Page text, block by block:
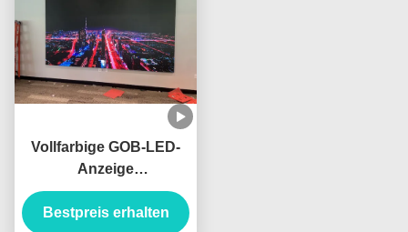
Vollfarbige GOB-LED-
Anzeige
Kollisionsschutz 100
Betriebsdauer für und
Bestpreis erhalten